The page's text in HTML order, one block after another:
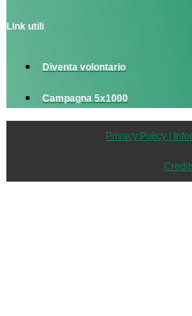
Link utili
Diventa volontario
Campagna 5x1000
Privacy Policy |